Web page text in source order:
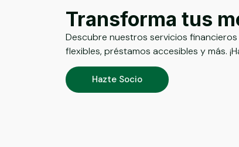
Transforma tus
Descubre nuestros servicios
flexibles, préstamos accesibles y más.
Hazte Socio